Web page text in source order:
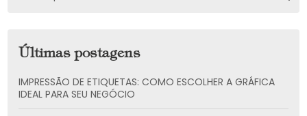
Últimas postagens
IMPRESSÃO DE ETIQUETAS: COMO ESCOLHER A GRÁFICA
IDEAL PARA SEU NEGÓCIO